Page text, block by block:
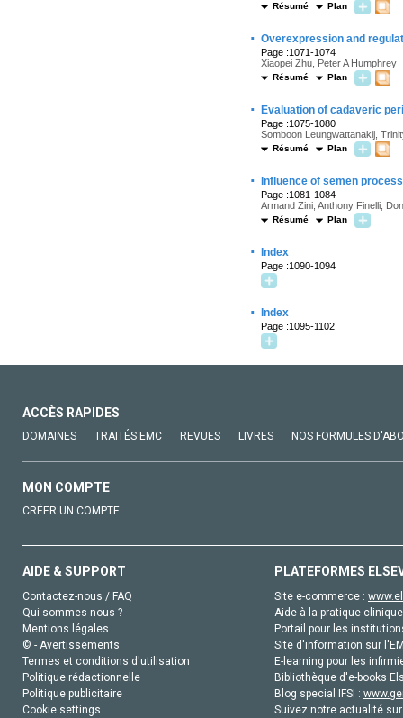
Résumé Plan
· Overexpression and
Page :1071-1074
Xiaopei Zhu, Peter A Humphrey
Résumé Plan
· Evaluation of cadaveric
Page :1075-1080
Somboon Leungwattanakij,
Résumé Plan
· Influence of semen
Page :1081-1084
Armand Zini, Anthony Finelli,
Résumé Plan
· Index
Page :1090-1094
· Index
Page :1095-1102
ACCÈS RAPIDES
DOMAINES TRAITÉS EMC REVUES LIVRES NOS FORMULES
MON COMPTE
CRÉER UN COMPTE
AIDE & SUPPORT
Contactez-nous / FAQ
Qui sommes-nous ?
Mentions légales
© - Avertissements
Termes et conditions d'utilisation
Politique rédactionnelle
Politique publicitaire
Cookie settings
PLATEFORMES
Site e-commerce :
Aide à la pratique
Portail pour les
Site d'information sur
E-learning pour les
Bibliothèque d'e-books
Blog special IFSI :
Suivez notre actualité